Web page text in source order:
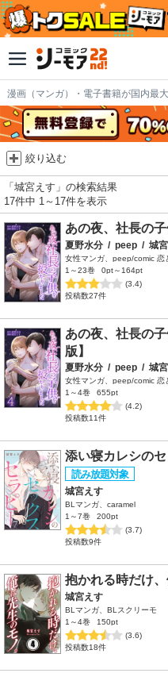
漫画（マンガ）・電子書籍が国内最
絞り込む
「城宮えす」の検索結果
17件中 1～17件を表示
あの夜、社長の
夏野水分 / peep / 城
女性マンガ、peep/comic 恋
1～23巻
0pt～164pt
(3.4)
投稿数27件
あの夜、社長の
版】
夏野水分 / peep / 城
女性マンガ、peep/comic 恋
1～4巻
655pt
(4.2)
投稿数11件
添い寝カレシの
城宮えす
BLマンガ、caramel
1～7巻
200pt
(3.7)
投稿数9件
抱かれる時だけ
城宮えす
BLマンガ、BLスクリーモ
1～4巻
150pt
(3.6)
投稿数18件